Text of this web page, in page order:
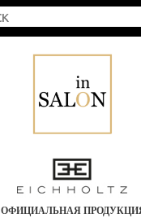
ОФИЦИАЛЬНАЯ